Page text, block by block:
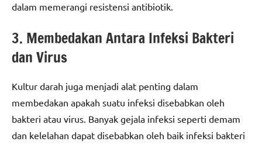
dalam memerangi resistensi antibiotik.
3. Membedakan Antara Infeksi Bakteri
dan Virus
Kultur darah juga menjadi alat penting dalam
membedakan apakah suatu infeksi disebabkan oleh
bakteri atau virus. Banyak gejala infeksi seperti demam
dan kelelahan dapat disebabkan oleh baik infeksi bakteri